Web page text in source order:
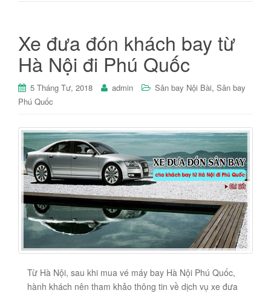
Xe đưa đón khách bay từ
Hà Nội đi Phú Quốc
5 Tháng Tư, 2018 admin Sân bay Nội Bài, Sân bay
Phú Quốc
Từ Hà Nội, sau khi mua vé máy bay Hà Nội Phú Quốc,
hành khách nên tham khảo thông tin về dịch vụ xe đưa